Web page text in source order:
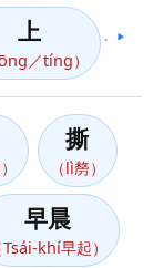
上
／tíng）
▶️
撕
（lì剺）
早晨
Tsái-khí早起）